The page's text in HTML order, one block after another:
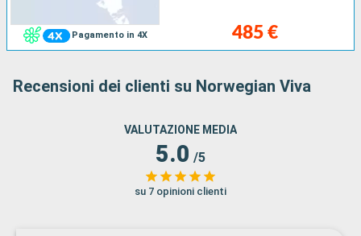
Pagamento in 4X 485 €
Recensioni dei clienti su Norwegian Viva
VALUTAZIONE MEDIA
5.0 /5
su 7 opinioni clienti